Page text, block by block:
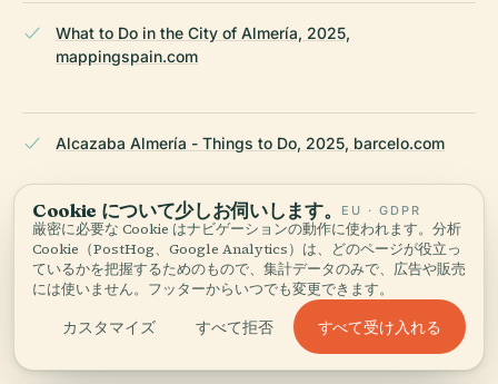
What to Do in the City of Almería, 2025,
mappingspain.com
Alcazaba Almería - Things to Do, 2025, barcelo.com
El Cerro de San Cristóbal, 2015, almeriahoy.com
Alcazaba Almería Guide and Tips, 2025,
prepararmaletas.com
Cookie について少しお伺いします。 EU · GDPR
厳密に必要な Cookie はナビゲーションの動作に使われます。分析
Cookie（PostHog、Google Analytics）は、どのページが役立っ
ているかを把握するためのもので、集計データのみで、広告や販売
には使いません。フッターからいつでも変更できます。
カスタマイズ すべて拒否 すべて受け入れる